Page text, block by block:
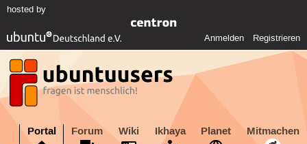
hosted by
Anmelden Registrieren
Portal Forum Wiki Ikhaya Planet Mitmachen